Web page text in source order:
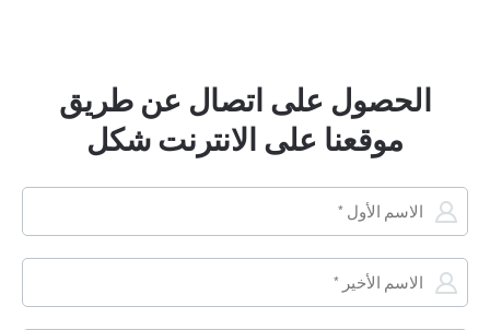
الحصول على اتصال عن طريق
موقعنا على الانترنت شكل